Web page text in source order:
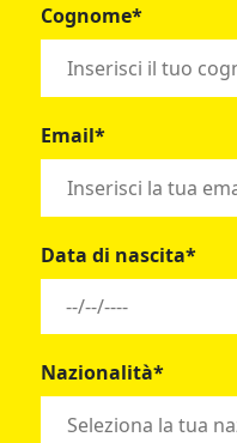
Cognome*
Email*
Data di nascita*
Nazionalità*